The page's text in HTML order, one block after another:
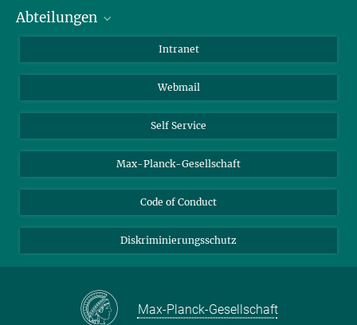
Z- ~ Central building (Zentralgebäude)
AS23a- ~ Berlin (SupraFAB)
Mitarbeiterverzeichnis
Abteilungen
Biomolekulare Systeme
Kolloidchemie
Nachhaltige und Bio-inspirierte Materialien
Intranet
Webmail
Self Service
Max-Planck-Gesellschaft
Code of Conduct
Diskriminierungsschutz
Max-Planck-Gesellschaft